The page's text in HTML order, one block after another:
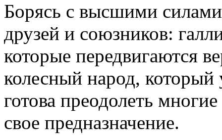
Борясь с высшими
друзей и союзников:
которые передвигаются
колесный народ,
готова преодолеть
свое предназначение.